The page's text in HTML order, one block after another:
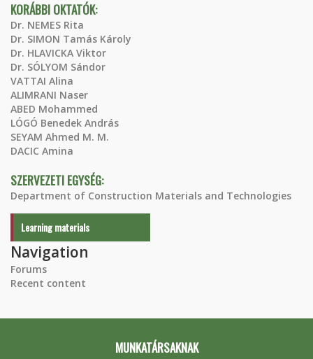
KORÁBBI OKTATÓK:
Dr. NEMES Rita
Dr. SIMON Tamás Károly
Dr. HLAVICKA Viktor
Dr. SÓLYOM Sándor
VATTAI Alina
ALIMRANI Naser
ABED Mohammed
LÓGÓ Benedek András
SEYAM Ahmed M. M.
DACIC Amina
SZERVEZETI EGYSÉG:
Department of Construction Materials and Technologies
Learning materials
Navigation
Forums
Recent content
MUNKATÁRSAKNAK